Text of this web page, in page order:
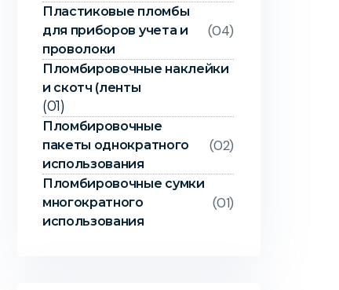
Пластиковые пломбы
для приборов учета и
проволоки
(04)
Пломбировочные наклейки
и скотч (ленты
(01)
Пломбировочные
пакеты однократного
использования
(02)
Пломбировочные сумки
многократного
использования
(01)